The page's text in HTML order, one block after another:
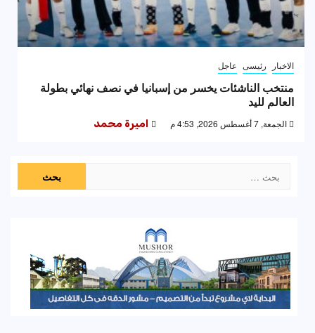
الاخبار رئيسى عاجل
منتخب الناشئات يخسر من إسبانيا في نصف نهائي بطولة
العالم لليد
الجمعة, 7 أغسطس 2026, 4:53 م اميرة محمد
عن: